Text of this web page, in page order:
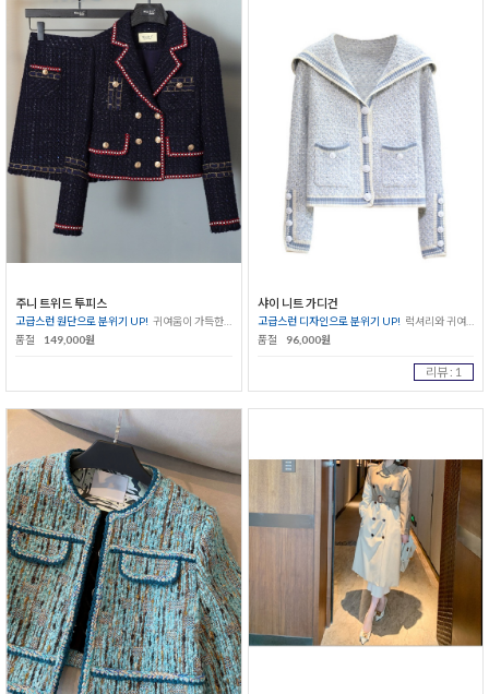
주니 트위드 투피스
고급스런 원단으로 분위기 UP! 귀여움이 가득한 신상 투피스
품절
149,000원
샤이 니트 가디건
고급스런 디자인으로 분위기 UP! 럭셔리와 귀여움이 물씬~
품절
96,000원
리뷰 : 1